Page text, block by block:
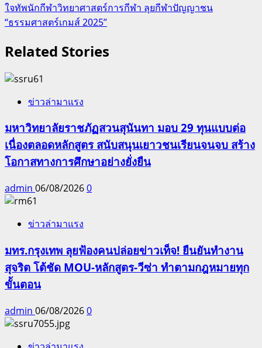
ใจทัพนักกีฬาวิทยาศาสตร์การกีฬา ลุยกีฬาปัญญาชน
“ธรรมศาสตร์เกมส์ 2025”
Related Stories
ข่าวล่ามาแรง
มหาวิทยาลัยราชภัฏสวนสุนันทา มอบ 29 ทุนแบบต่อ
เนื่องตลอดหลักสูตร สนับสนุนเยาวชนเรียนจนจบ สร้าง
โอกาสทางการศึกษาอย่างยั่งยืน
admin 06/08/20260
ข่าวล่ามาแรง
มทร.กรุงเทพ ลุยฟ้องคนปล่อยข่าวเท็จ! ยืนยันทำงาน
สุจริต โต้ชัด MOU-หลักสูตร-วีซ่า ทำตามกฎหมายทุก
ขั้นตอน
admin 06/08/20260